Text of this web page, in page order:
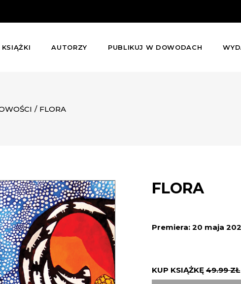
KSIĄŻKI AUTORZY PUBLIKUJ W DOWODACH
/ FLORA
FLORA
Premiera: 20 maja
KUP KSIĄŻKĘ 49.99ZŁ